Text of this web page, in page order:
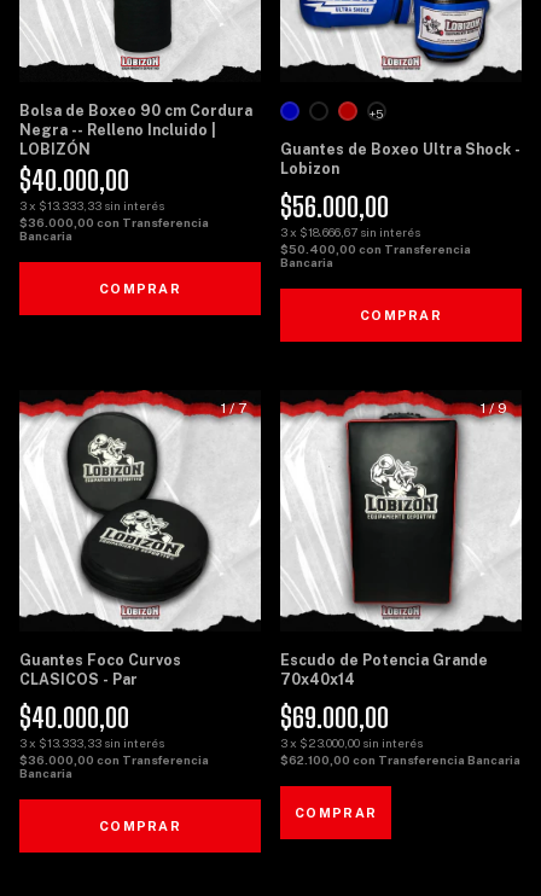
Bolsa de Boxeo 90 cm Cordura
Negra -- Relleno Incluido |
LOBIZÓN
$40.000,00
3x $13.333,33 sin interés
$36.000,00 con Transferencia
Bancaria
COMPRAR
Guantes de Boxeo Ultra Shock -
Lobizon
$56.000,00
3x $18.666,67 sin interés
$50.400,00 con Transferencia
Bancaria
+5
COMPRAR
1/7
Guantes Foco Curvos
CLASICOS - Par
$40.000,00
3x $13.333,33 sin interés
$36.000,00 con Transferencia
Bancaria
COMPRAR
1/9
Escudo de Potencia Grande
70x40x14
$69.000,00
3x $23.000,00 sin interés
$62.100,00 con Transferencia Bancaria